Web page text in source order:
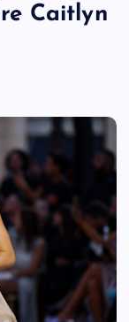
Caitlyn